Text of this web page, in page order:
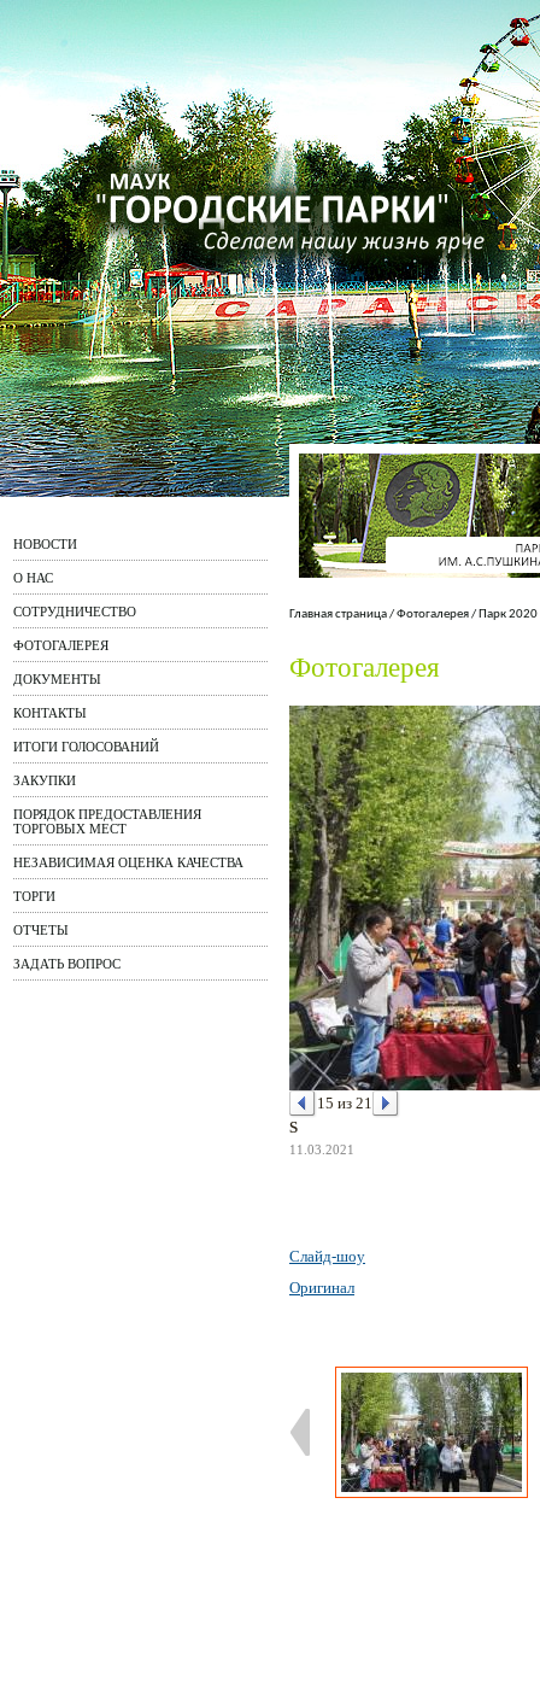
НОВОСТИ
О НАС
СОТРУДНИЧЕСТВО
ФОТОГАЛЕРЕЯ
ДОКУМЕНТЫ
КОНТАКТЫ
ИТОГИ ГОЛОСОВАНИЙ
ЗАКУПКИ
ПОРЯДОК ПРЕДОСТАВЛЕНИЯ
ТОРГОВЫХ МЕСТ
НЕЗАВИСИМАЯ ОЦЕНКА КАЧЕСТВА
ТОРГИ
ОТЧЕТЫ
ЗАДАТЬ ВОПРОС
Главная страница/Фотогалерея/ Парк 2020
Фотогалерея
15 из 21
S
11.03.2021
Слайд-шоу
Оригинал